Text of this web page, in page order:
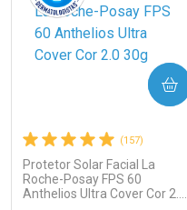
Ativar Desconto
Comprar sem Desconto
(157)
Protetor Solar Facial La
Roche-Posay FPS 60
Anthelios Ultra Cover Cor 2.0
COMPRAR